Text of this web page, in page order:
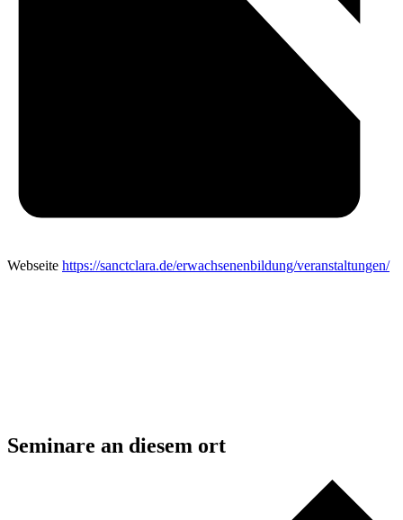
Webseite https://sanctclara.de/erwachsenenbildung/veranstaltungen/
Seminare an diesem ort